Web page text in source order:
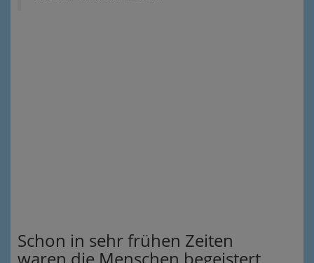
Schon in sehr frühen Zeiten
waren die Menschen begeistert